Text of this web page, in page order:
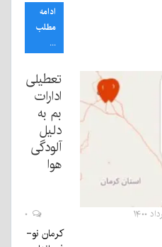
ادامه
مطلب
...
تعطیلی
ادارات
بم به
دلیل
آلودگی
هوا
کرمان نو-